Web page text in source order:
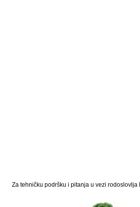
Za tehničku podršku i pitanja u vezi rodoslovlja